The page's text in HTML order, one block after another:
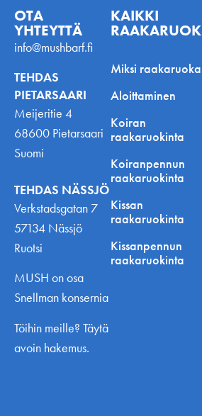
OTA
YHTEYTTÄ
info@mushbarf.fi
TEHDAS
PIETARSAARI
Meijeritie 4
68600 Pietarsaari
Suomi
TEHDAS NÄSSJÖ
Verkstadsgatan 7
57134 Nässjö
Ruotsi
MUSH on osa
Snellman konsernia
Töihin meille? Täytä
avoin hakemus.
KAIKKI
Miksi
Aloittaminen
Koiran
raakaruokinta
Koiranpennun
raakaruokinta
Kissan
raakaruokinta
Kissanpennun
raakaruokinta